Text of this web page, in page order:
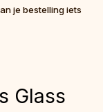
je bestelling iets
Glass